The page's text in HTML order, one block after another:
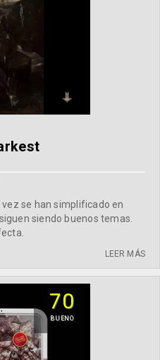
vez se han simplificado en
siendo buenos temas.
LEER MÁS
70
BUENO